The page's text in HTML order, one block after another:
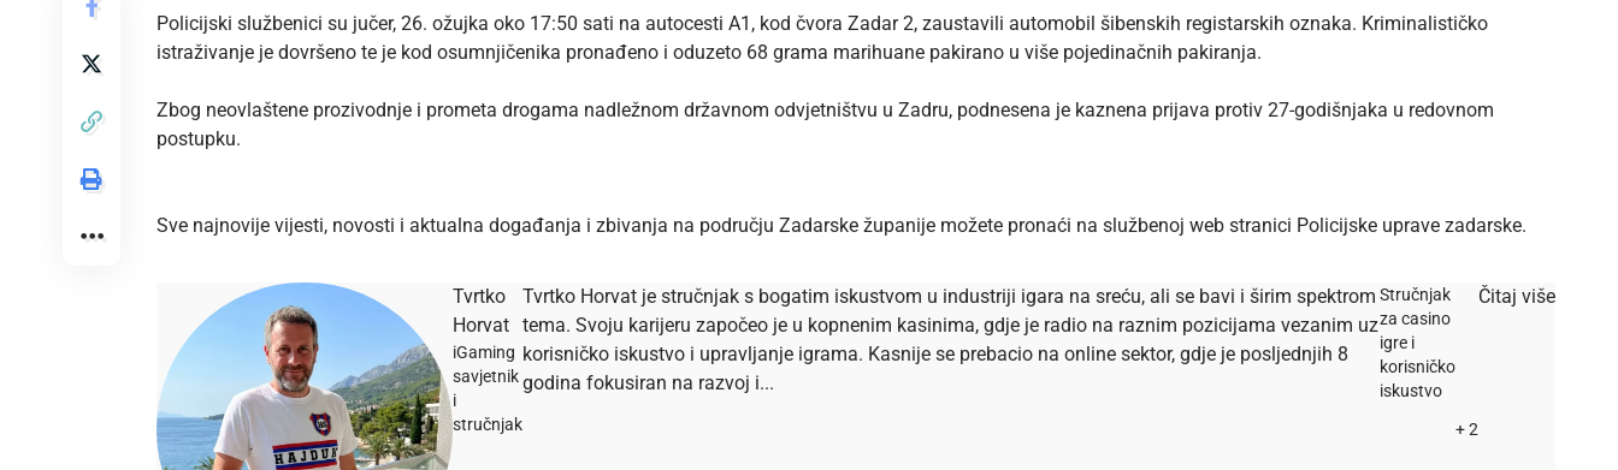
Policijski službenici su jučer, 26. ožujka oko 17:50 sati na autocesti A1, kod čvora Zadar 2, zaustavili automobil šibenskih registarskih oznaka. Kriminalističko
istraživanje je dovršeno te je kod osumnjičenika pronađeno i oduzeto 68 grama marihuane pakirano u više pojedinačnih pakiranja.
Zbog neovlaštene prozivodnje i prometa drogama nadležnom državnom odvjetništvu u Zadru, podnesena je kaznena prijava protiv 27-godišnjaka u redovnom
postupku.
Sve najnovije vijesti, novosti i aktualna događanja i zbivanja na području Zadarske županije možete pronaći na službenoj web stranici Policijske uprave zadarske.
Tvrtko
Horvat
iGaming
savjetnik
i
stručnjak
Tvrtko Horvat je stručnjak s bogatim iskustvom u industriji igara na sreću, ali se bavi i širim spektrom
tema. Svoju karijeru započeo je u kopnenim kasinima, gdje je radio na raznim pozicijama vezanim uz
korisničko iskustvo i upravljanje igrama. Kasnije se prebacio na online sektor, gdje je posljednjih 8
godina fokusiran na razvoj i...
Stručnjak
za casino
igre i
korisničko
iskustvo
+ 2
Čitaj više